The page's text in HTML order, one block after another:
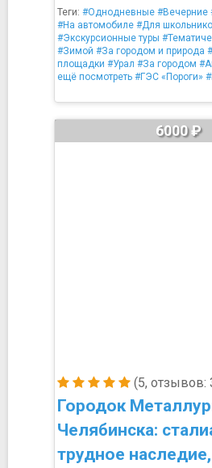
Теги: #Однодневные #Вечерние
#На автомобиле #Для
#Экскурсионные туры
#Зимой #За городом и природа
площадки #Урал #За городом
ещё посмотреть #ГЭС «Пороги»
(5, отзывов:
Городок
Челябинска:
трудное наследие,
6000 ₽